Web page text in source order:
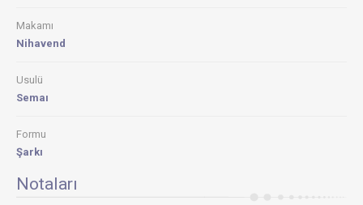
Makamı
Nihavend
Usulü
Semaı
Formu
Şarkı
Notaları